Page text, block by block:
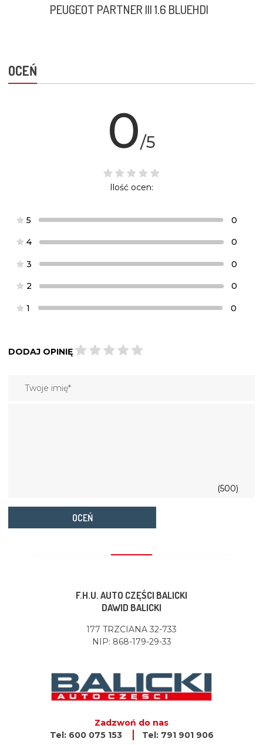
PEUGEOT PARTNER III 1.6 BLUEHDI
OCEŃ
0/5
Ilość ocen:
5 0
4 0
3 0
2 0
1 0
DODAJ OPINIĘ
(500)
OCEŃ
F.H.U. AUTO CZĘŚCI BALICKI
DAWID BALICKI
177 TRZCIANA 32-733
NIP: 868-179-29-33
Zadzwoń do nas
Tel: 600 075 153
Tel: 791 901 906